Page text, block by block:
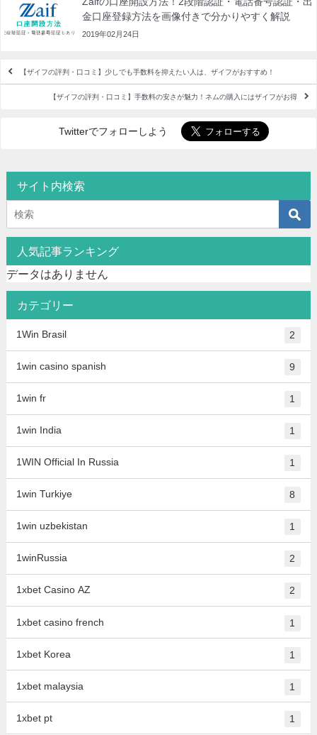
金口座登録方法を画像付きで分かりやすく解説
2019年02月24日
【ザイフの評判・口コミ】少しでも手数料を抑えたい人は、ザイフがおすすめ！
【ザイフの評判・口コミ】手数料の安さが魅力！ネムの購入にはザイフがお得
Twitterでフォローしよう
サイト内検索
人気記事ランキング
データはありません
カテゴリー
1Win Brasil 2
1win casino spanish 9
1win fr 1
1win India 1
1WIN Official In Russia 1
1win Turkiye 8
1win uzbekistan 1
1winRussia 2
1xbet Casino AZ 2
1xbet casino french 1
1xbet Korea 1
1xbet malaysia 1
1xbet pt 1